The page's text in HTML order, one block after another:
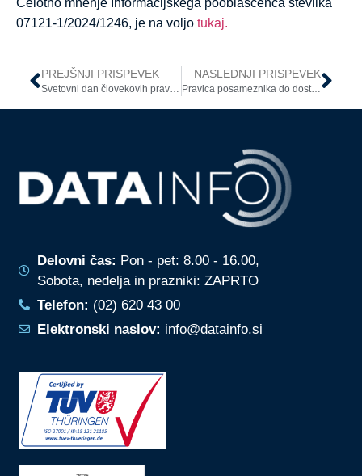
Celotno mnenje Informacijskega pooblaščenca številka
07121-1/2024/1246, je na voljo tukaj.
PREJŠNJI PRISPEVEK
Svetovni dan človekovih pravic: Varstvo podatkov in dostop do informacij v digitalni dobi
NASLEDNJI PRISPEVEK
Pravica posameznika do dostopa do zvočnih posnetkov lastnih telefonskih pogovorov
Delovni čas: Pon - pet: 8.00 - 16.00,
Sobota, nedelja in prazniki: ZAPRTO
Telefon: (02) 620 43 00
Elektronski naslov: info@datainfo.si